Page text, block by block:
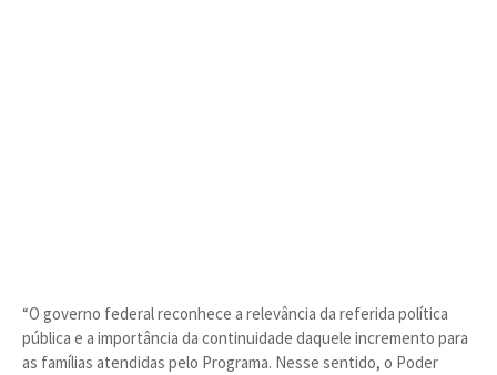
“O governo federal reconhece a relevância da referida política
pública e a importância da continuidade daquele incremento para
as famílias atendidas pelo Programa. Nesse sentido, o Poder